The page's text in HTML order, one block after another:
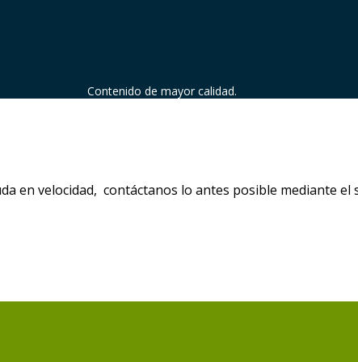
Contenido de mayor calidad.
en velocidad, contáctanos lo antes posible mediante